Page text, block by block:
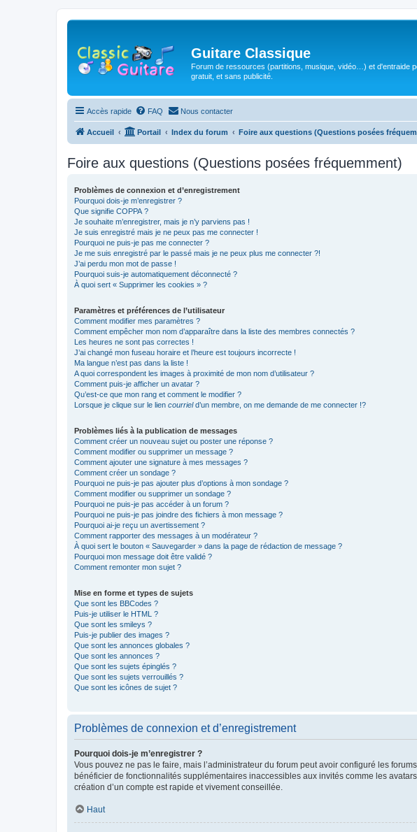
Guitare Classique
Forum de ressources (partitions, musique, vidéo…) et d'entraide
gratuit, et sans publicité.
Accès rapide FAQ Nous contacter
Accueil Portail Index du forum Foire aux questions (Questions posées
Foire aux questions (Questions posées fréquemment)
Problèmes de connexion et d’enregistrement
Pourquoi dois-je m’enregistrer ?
Que signifie COPPA ?
Je souhaite m’enregistrer, mais je n’y parviens pas !
Je suis enregistré mais je ne peux pas me connecter !
Pourquoi ne puis-je pas me connecter ?
Je me suis enregistré par le passé mais je ne peux plus me connecter ?!
J’ai perdu mon mot de passe !
Pourquoi suis-je automatiquement déconnecté ?
À quoi sert « Supprimer les cookies » ?
Paramètres et préférences de l’utilisateur
Comment modifier mes paramètres ?
Comment empêcher mon nom d’apparaître dans la liste des membres connectés ?
Les heures ne sont pas correctes !
J’ai changé mon fuseau horaire et l’heure est toujours incorrecte !
Ma langue n’est pas dans la liste !
A quoi correspondent les images à proximité de mon nom d’utilisateur ?
Comment puis-je afficher un avatar ?
Qu’est-ce que mon rang et comment le modifier ?
Lorsque je clique sur le lien courrield’un membre, on me demande de me connecter !?
Problèmes liés à la publication de messages
Comment créer un nouveau sujet ou poster une réponse ?
Comment modifier ou supprimer un message ?
Comment ajouter une signature à mes messages ?
Comment créer un sondage ?
Pourquoi ne puis-je pas ajouter plus d’options à mon sondage ?
Comment modifier ou supprimer un sondage ?
Pourquoi ne puis-je pas accéder à un forum ?
Pourquoi ne puis-je pas joindre des fichiers à mon message ?
Pourquoi ai-je reçu un avertissement ?
Comment rapporter des messages à un modérateur ?
À quoi sert le bouton « Sauvegarder » dans la page de rédaction de message ?
Pourquoi mon message doit être validé ?
Comment remonter mon sujet ?
Mise en forme et types de sujets
Que sont les BBCodes ?
Puis-je utiliser le HTML ?
Que sont les smileys ?
Puis-je publier des images ?
Que sont les annonces globales ?
Que sont les annonces ?
Que sont les sujets épinglés ?
Que sont les sujets verrouillés ?
Que sont les icônes de sujet ?
Problèmes de connexion et d’enregistrement
Pourquoi dois-je m’enregistrer ?
Vous pouvez ne pas le faire, mais l’administrateur du forum peut avoir configuré les
bénéficier de fonctionnalités supplémentaires inaccessibles aux invités comme les
création d’un compte est rapide et vivement conseillée.
Haut